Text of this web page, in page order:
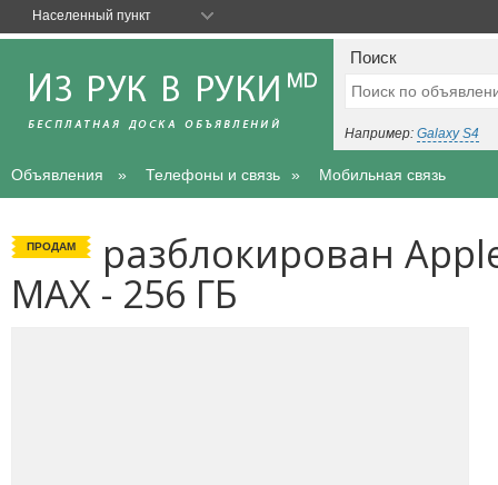
Поиск
Например: Galaxy S4
Объявления Телефоны и связь Мобильная связь
ПРОДАМ разблокирован
MAX - 256 ГБ
Населенный пункт